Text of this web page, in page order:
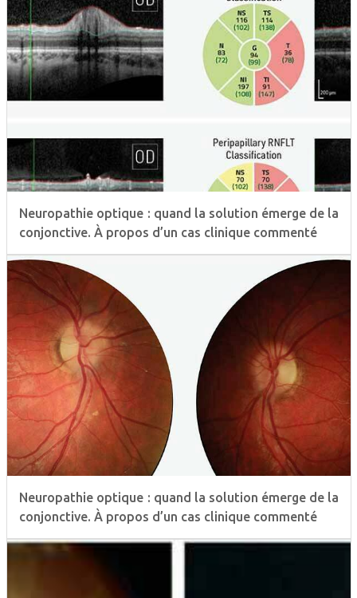
Neuropathie optique : quand la solution émerge de la
conjonctive. À propos d’un cas clinique commenté
Neuropathie optique : quand la solution émerge de la
conjonctive. À propos d’un cas clinique commenté